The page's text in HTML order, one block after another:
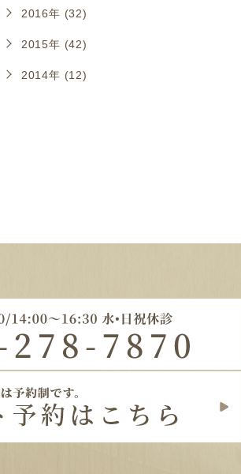
2016年 (32)
2015年 (42)
2014年 (12)